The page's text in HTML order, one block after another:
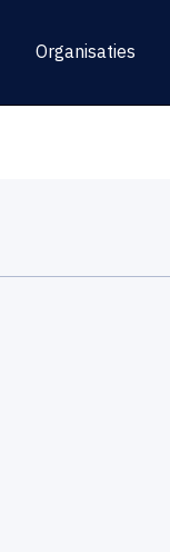
Organisaties